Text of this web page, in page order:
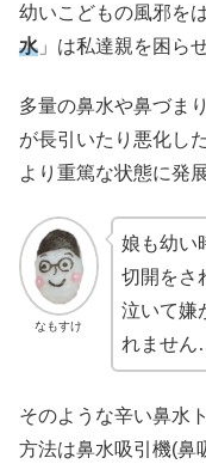
幼いこどもの風邪を
水 」は私達親を困ら
多量の鼻水や鼻づま
が長引いたり悪化し
より重篤な状態に発
なもすけ
娘も幼い
切開をさ
泣いて嫌
れません
そのような辛い鼻水
方法は鼻水吸引機(鼻